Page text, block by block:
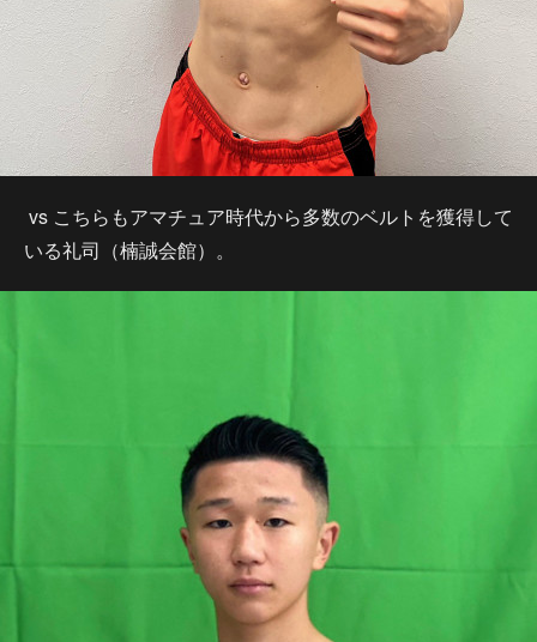
vs こちらもアマチュア時代から多数のベルトを獲得して
いる礼司（楠誠会館）。